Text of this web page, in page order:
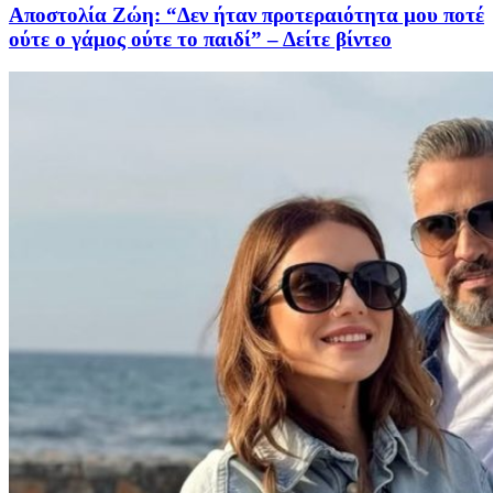
Αποστολία Ζώη: “Δεν ήταν προτεραιότητα μου ποτέ
ούτε ο γάμος ούτε το παιδί” – Δείτε βίντεο